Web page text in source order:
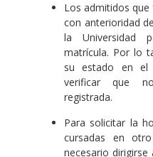
Los admitidos que
con anterioridad
la Universidad
matrícula. Por lo
su estado en el
verificar que
registrada.
Para solicitar la
cursadas en
necesario dirigirse